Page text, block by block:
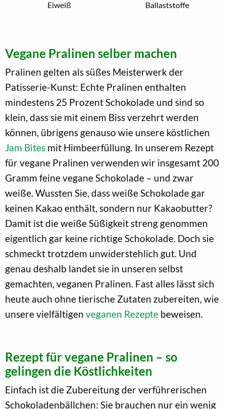
Eiweiß Ballaststoffe
Vegane Pralinen selber machen
Pralinen gelten als süßes Meisterwerk der
Patisserie-Kunst: Echte Pralinen enthalten
mindestens 25 Prozent Schokolade und sind so
klein, dass sie mit einem Biss verzehrt werden
können, übrigens genauso wie unsere köstlichen
Jam Bites mit Himbeerfüllung. In unserem Rezept
für vegane Pralinen verwenden wir insgesamt 200
Gramm feine vegane Schokolade – und zwar
weiße. Wussten Sie, dass weiße Schokolade gar
keinen Kakao enthält, sondern nur Kakaobutter?
Damit ist die weiße Süßigkeit streng genommen
eigentlich gar keine richtige Schokolade. Doch sie
schmeckt trotzdem unwiderstehlich gut. Und
genau deshalb landet sie in unseren selbst
gemachten, veganen Pralinen. Fast alles lässt sich
heute auch ohne tierische Zutaten zubereiten, wie
unsere vielfältigen veganen Rezepte beweisen.
Rezept für vegane Pralinen – so
gelingen die Köstlichkeiten
Einfach ist die Zubereitung der verführerischen
Schokoladenbällchen: Sie brauchen nur ein wenig